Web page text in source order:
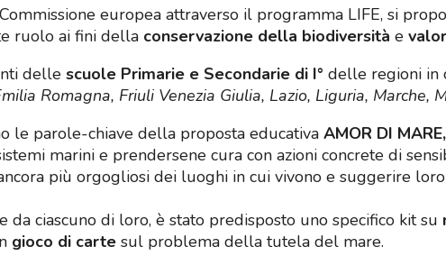
europea attraverso il programma LIFE, si
ruolo ai fini della conservazione della biodiversità e
delle scuole Primarie e Secondarie di I° delle regioni in
Romagna, Friuli Venezia Giulia, Lazio, Liguria, Marche,
le parole-chiave della proposta educativa AMOR DI
marini e prendersene cura con azioni concrete di
più orgogliosi dei luoghi in cui vivono e suggerire
da ciascuno di loro, è stato predisposto uno specifico kit su
gioco di carte sul problema della tutela del mare.